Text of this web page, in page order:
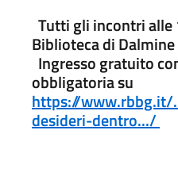
Tutti gli incontri alle
Biblioteca di Dalmine
Ingresso gratuito
obbligatoria su
https://
desideri-dentro.../